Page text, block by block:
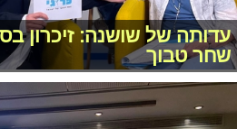
עדותה של שושנה: זיכרון
שחר טבוך